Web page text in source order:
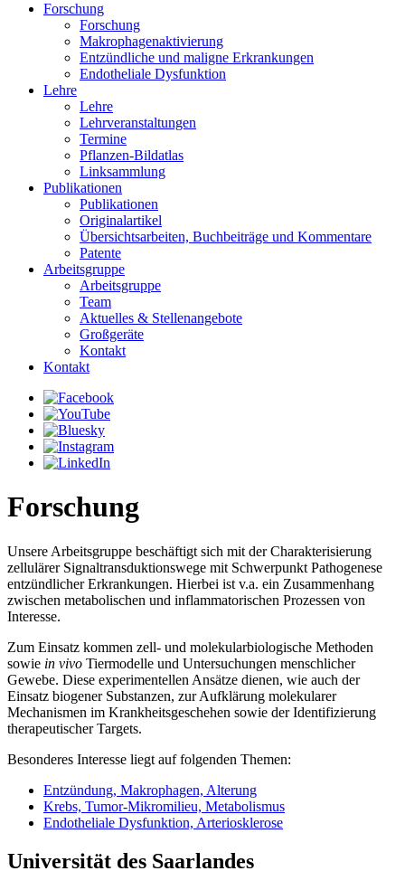
Forschung
Forschung
Makrophagenaktivierung
Entzündliche und maligne Erkrankungen
Endotheliale Dysfunktion
Lehre
Lehre
Lehrveranstaltungen
Termine
Pflanzen-Bildatlas
Linksammlung
Publikationen
Publikationen
Originalartikel
Übersichtsarbeiten, Buchbeiträge und Kommentare
Patente
Arbeitsgruppe
Arbeitsgruppe
Team
Aktuelles & Stellenangebote
Großgeräte
Kontakt
Kontakt
Forschung
Unsere Arbeitsgruppe beschäftigt sich mit der Charakterisierung
zellulärer Signaltransduktionswege mit Schwerpunkt Pathogenese
entzündlicher Erkrankungen. Hierbei ist v.a. ein Zusammenhang
zwischen metabolischen und inflammatorischen Prozessen von
Interesse.
Zum Einsatz kommen zell- und molekularbiologische Methoden
sowie in vivo Tiermodelle und Untersuchungen menschlicher
Gewebe. Diese experimentellen Ansätze dienen, wie auch der
Einsatz biogener Substanzen, zur Aufklärung molekularer
Mechanismen im Krankheitsgeschehen sowie der Identifizierung
therapeutischer Targets.
Besonderes Interesse liegt auf folgenden Themen:
Entzündung, Makrophagen, Alterung
Krebs, Tumor-Mikromilieu, Metabolismus
Endotheliale Dysfunktion, Arteriosklerose
Universität des Saarlandes